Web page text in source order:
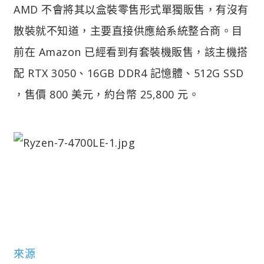
AMD 不會將其以盒裝零售形式單獨販售，有沒有
散裝就不知道，主要直接供應給系統整合商。目
前在 Amazon 已經看到有套裝機販售，該主機搭
配 RTX 3050、16GB DDR4 記憶體、512G SSD
，售價 800 美元，約台幣 25,800 元。
來源